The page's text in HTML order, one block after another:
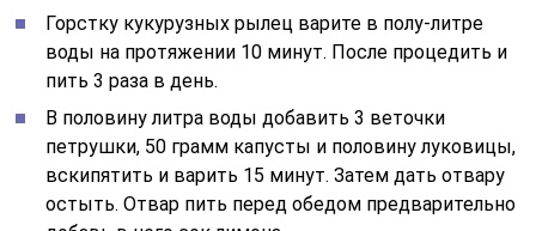
Горстку кукурузных рылец варите в полу-литре
воды на протяжении 10 минут. После процедить и
пить 3 раза в день.
В половину литра воды добавить 3 веточки
петрушки, 50 грамм капусты и половину луковицы,
вскипятить и варить 15 минут. Затем дать отвару
остыть. Отвар пить перед обедом предварительно